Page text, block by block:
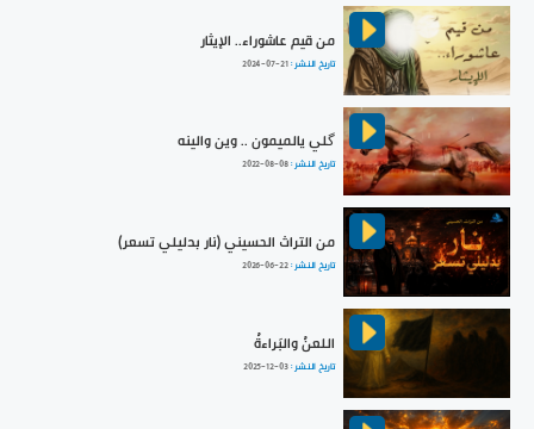
من قيم عاشوراء.. الإيثار
تاريخ النشر :2024-07-21
گلي يالميمون .. وين والينه
تاريخ النشر :2022-08-08
من التراث الحسيني (نار بدليلي تسعر)
تاريخ النشر :2026-06-22
اللعنُ والبَراءةُ
تاريخ النشر :2025-12-03